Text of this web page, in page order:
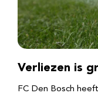
Verliezen is
FC Den Bosch